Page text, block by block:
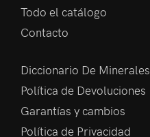
Todo el catálogo
Contacto
Diccionario De Minerales
Política de Devoluciones
Garantías y cambios
Política de Privacidad